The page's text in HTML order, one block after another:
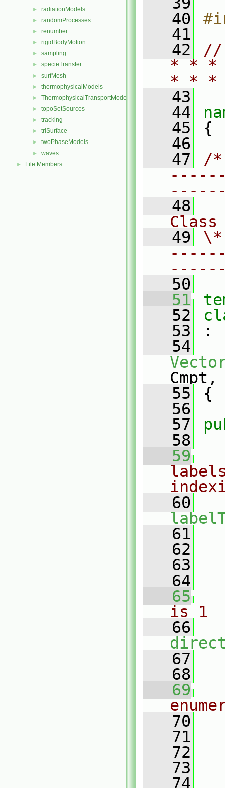
► radiationModels
► randomProcesses
► renumber
► rigidBodyMotion
► sampling
► specieTransfer
► surfMesh
► thermophysicalModels
► ThermophysicalTransportModels
► topoSetSources
► tracking
► triSurface
► twoPhaseModels
► waves
► File Members
   40
   41
   42
//
* * *
* *
   43
   44
   45
{
   46
   47
/
   48
   49
   50
   51
   52
   53
:
   54
Cmpt,
   55
{
   56
   57
   58
   59
   60
   61
   62
   63
   64
   65
is 1
   66
   67
   68
   69
   70
   71
   72
   73
   74